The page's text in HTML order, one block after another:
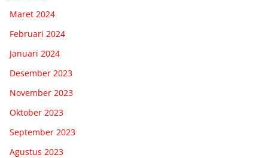
Maret 2024
Februari 2024
Januari 2024
Desember 2023
November 2023
Oktober 2023
September 2023
Agustus 2023